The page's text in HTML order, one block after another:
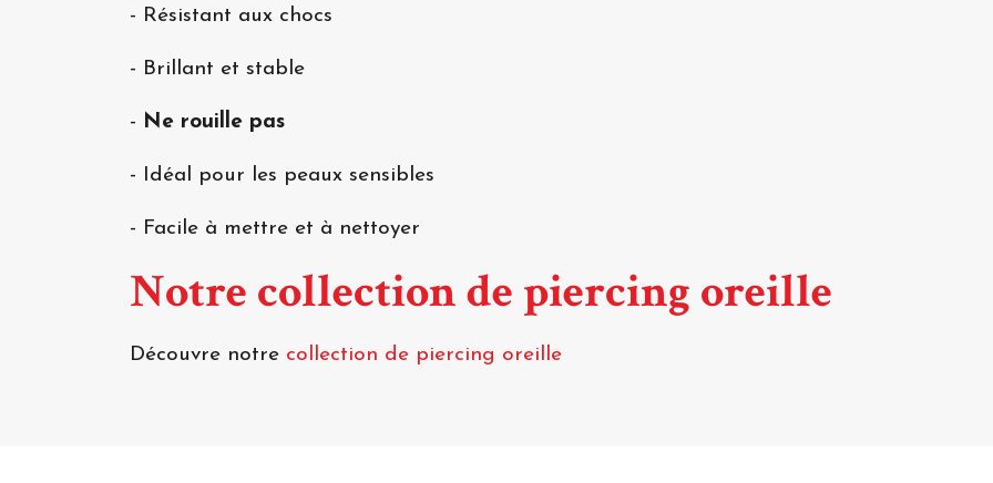
- Résistant aux chocs
- Brillant et stable
- Ne rouille pas
- Idéal pour les peaux sensibles
- Facile à mettre et à nettoyer
Notre collection de piercing oreille
Découvre notre collection de piercing oreille